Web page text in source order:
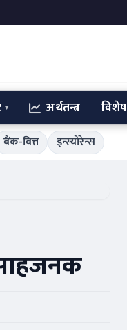
अर्थतन्त्र विशेष
बैंक-वित्त इन्स्योरेन्स